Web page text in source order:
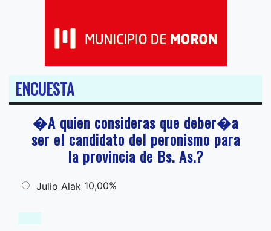
ENCUESTA
�A quien consideras que deber�a
ser el candidato del peronismo para
la provincia de Bs. As.?
Julio Alak 10,00%